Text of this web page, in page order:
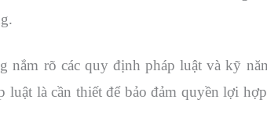
nắm rõ các quy định pháp luật và kỹ
là cần thiết để bảo đảm quyền lợi